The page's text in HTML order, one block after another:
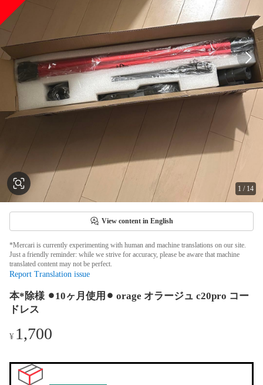
1 / 14
View content in English
*Mercari is currently experimenting with human and machine translations on our site.
Just a friendly reminder: while we strive for accuracy, please be aware that machine
translated content may not be perfect.
Report Translation issue
本*除様 ⚫︎10ヶ月使用⚫︎ orage オラージュ c20pro コー
ドレス
¥ 1,700